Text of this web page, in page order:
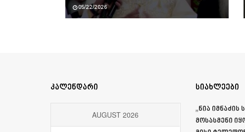
05/22/2026
კალენდარი
AUGUST 2026
სიახლეები
„ნია
მოსასმენი